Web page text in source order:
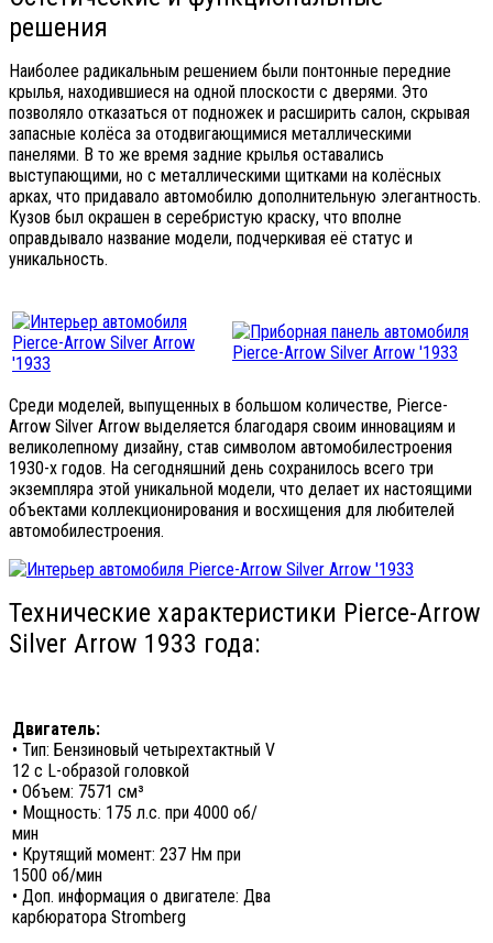
решения
Наиболее радикальным решением были понтонные передние
крылья, находившиеся на одной плоскости с дверями. Это
позволяло отказаться от подножек и расширить салон, скрывая
запасные колёса за отодвигающимися металлическими
панелями. В то же время задние крылья оставались
выступающими, но с металлическими щитками на колёсных
арках, что придавало автомобилю дополнительную элегантность.
Кузов был окрашен в серебристую краску, что вполне
оправдывало название модели, подчеркивая её статус и
уникальность.
Среди моделей, выпущенных в большом количестве, Pierce-
Arrow Silver Arrow выделяется благодаря своим инновациям и
великолепному дизайну, став символом автомобилестроения
1930-х годов. На сегодняшний день сохранилось всего три
экземпляра этой уникальной модели, что делает их настоящими
объектами коллекционирования и восхищения для любителей
автомобилестроения.
Технические характеристики Pierce-Arrow
Silver Arrow 1933 года:
Двигатель:
• Тип: Бензиновый четырехтактный V
12 с L-образой головкой
• Объем: 7571 см³
• Мощность: 175 л.с. при 4000 об/
мин
• Крутящий момент: 237 Нм при
1500 об/мин
• Доп. информация о двигателе: Два
карбюратора Stromberg